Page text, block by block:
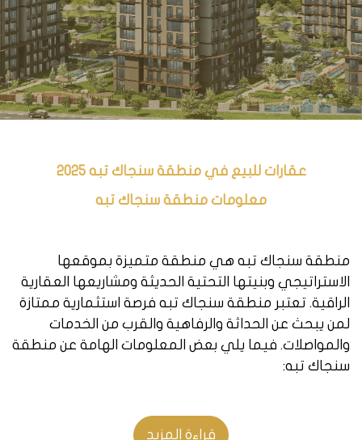
عقارات للبيع في منطقة سنجاك تبه 2025
معلومات منطقة سنجاك تبه
منطقة سنجاك تبه هي منطقة متميزة بموقعها
الاستراتيجي وبنيتها التحتية الحديثة ومشاريعها العقارية
الراقية. تعتبر منطقة سنجاك تبه فرصة استثمارية ممتازة
لمن يبحث عن الحداثة والرفاهية والقرب من الخدمات
والمواصلات. فيما يلي بعض المعلومات الهامة عن منطقة
سنجاك تبه:
قراءة المزيد